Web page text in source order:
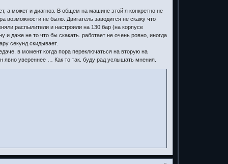
а может и диагноз. В общем на машине этой я конкретно не
возможности не было. Двигатель заводится не скажу что
распылители и настроили на 130 бар (на корпусе
даже не то что бы скакать. работает не очень ровно, иногда
секунд скидывает.
в момент когда пора переключаться на вторую на
явно увереннее … Как то так. буду рад услышать мнения.